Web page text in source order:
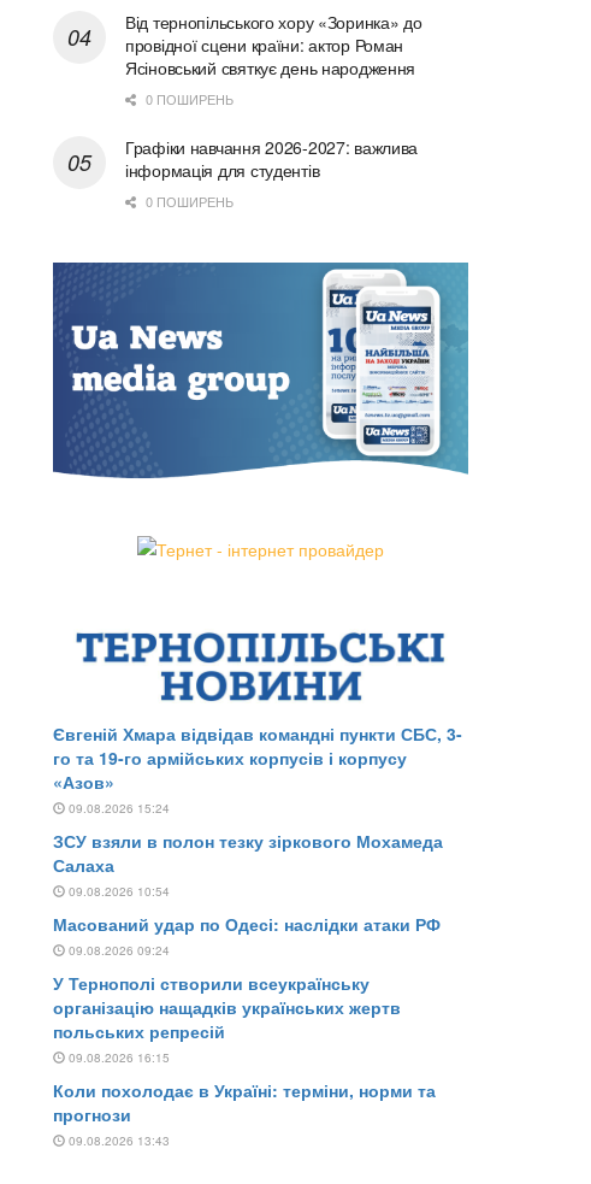
Від тернопільського хору «Зоринка» до
провідної сцени країни: актор Роман
Ясіновський святкує день народження
0 ПОШИРЕНЬ
Графіки навчання 2026-2027: важлива
інформація для студентів
0 ПОШИРЕНЬ